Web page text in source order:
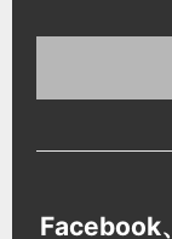
Facebook